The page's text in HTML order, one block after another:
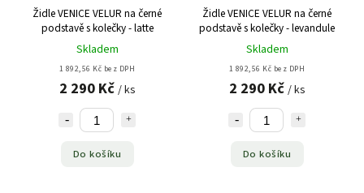
Židle VENICE VELUR na černé
podstavě s kolečky - latte
Skladem
1 892,56 Kč bez DPH
2 290 Kč / ks
Do košíku
Židle VENICE VELUR na černé
podstavě s kolečky - levandule
Skladem
1 892,56 Kč bez DPH
2 290 Kč / ks
Do košíku